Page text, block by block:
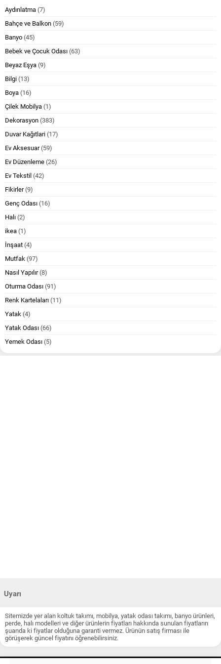
Aydınlatma (7)
Bahçe ve Balkon (59)
Banyo (45)
Bebek ve Çocuk Odası (63)
Beyaz Eşya (9)
Bilgi (13)
Boya (16)
Çilek Mobilya (1)
Dekorasyon (383)
Duvar Kağıtlari (17)
Ev Aksesuar(59)
Ev Düzenleme (26)
Ev Tekstil (42)
Fikirler(9)
Genç Odası (16)
Halı (2)
ikea (1)
İnşaat (4)
Mutfak (97)
Nasıl Yapılır(8)
Oturma Odası (91)
Renk Kartelaları (11)
Yatak (4)
Yatak Odası (66)
Yemek Odası (5)
Uyarı
Sitemizde yer alan koltuk takımı, mobilya, yatak odası takımı, banyo ürünleri,
perde, halı modelleri ve diğer ürünlerin fiyatları hakkında sunulan fiyatların
şuanda ki fiyatlar olduğuna garanti vermez. Ürünün satış firması ile
görüşerek güncel fiyatını öğrenebilirsiniz.